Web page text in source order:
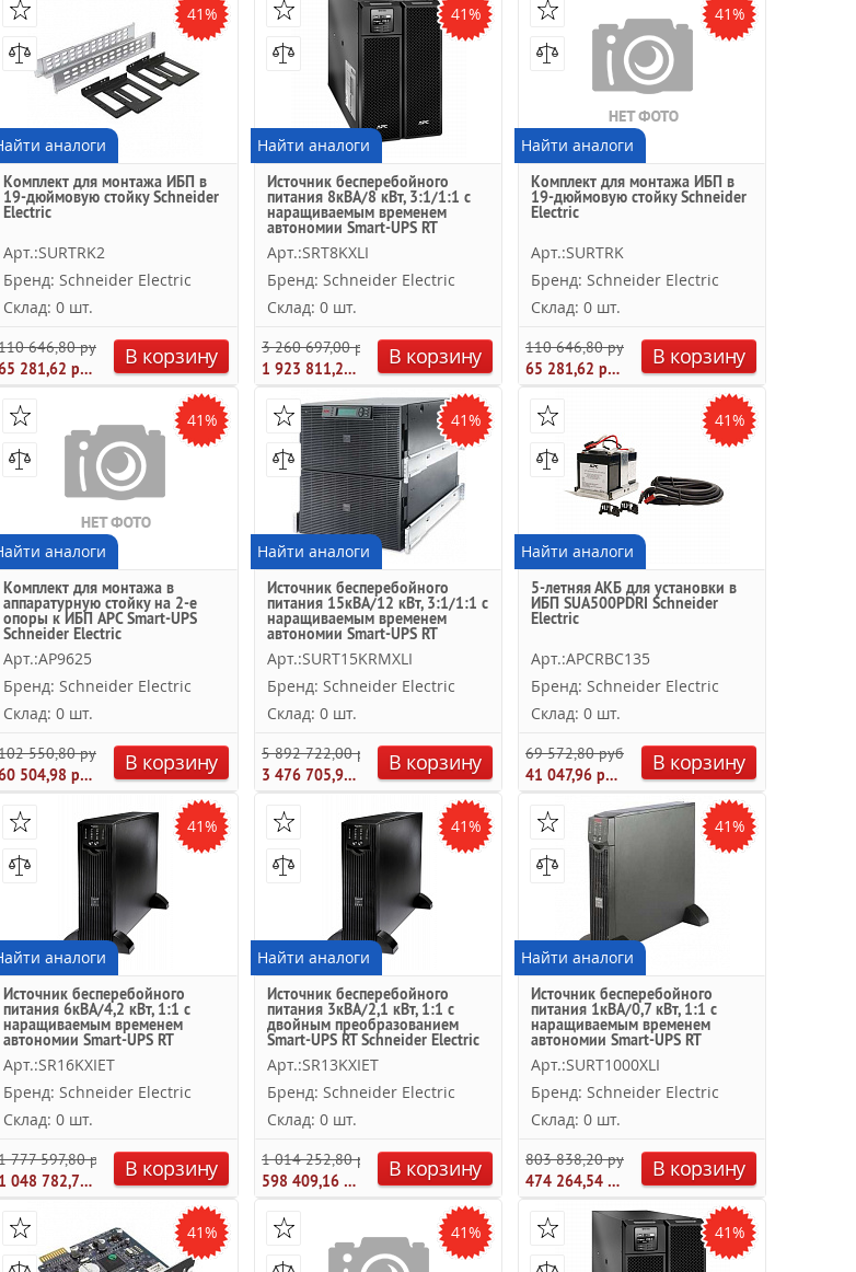
41%
аналоги
Комплект для монтажа ИБП в
19-дюймовую стойку Schneider
Electric
Арт.:SURTRK2
Бренд: Schneider Electric
Склад: 0 шт.
646,80 руб.
65 281,62 руб.
В корзину
41%
Найти аналоги
Источник бесперебойного
питания 8кВА/8 кВт, 3:1/1:1 с
наращиваемым временем
автономии Smart-UPS RT
Schneider Electric
Арт.:SRT8KXLI
Бренд: Schneider Electric
Склад: 0 шт.
3 260 697,00 руб.
1 923 811,23 руб.
В корзину
41%
Найти аналоги
Комплект для монтажа ИБП в
19-дюймовую стойку Schneider
Electric
Арт.:SURTRK
Бренд: Schneider Electric
Склад: 0 шт.
110 646,80 руб.
65 281,62 руб.
В корзину
41%
аналоги
Комплект для монтажа в
аппаратурную стойку на 2-е
опоры к ИБП APC Smart-UPS
Schneider Electric
Арт.:AP9625
Бренд: Schneider Electric
Склад: 0 шт.
550,80 руб.
60 504,98 руб.
В корзину
41%
Найти аналоги
Источник бесперебойного
питания 15кВА/12 кВт, 3:1/1:1 с
наращиваемым временем
автономии Smart-UPS RT
Schneider Electric
Арт.:SURT15KRMXLI
Бренд: Schneider Electric
Склад: 0 шт.
5 892 722,00 руб.
3 476 705,98 руб.
В корзину
41%
Найти аналоги
5-летняя АКБ для установки в
ИБП SUA500PDRI Schneider
Electric
Арт.:APCRBC135
Бренд: Schneider Electric
Склад: 0 шт.
69 572,80 руб.
41 047,96 руб.
В корзину
41%
аналоги
Источник бесперебойного
питания 6кВА/4,2 кВт, 1:1 с
наращиваемым временем
автономии Smart-UPS RT
Schneider Electric
Арт.:SR16KXIET
Бренд: Schneider Electric
Склад: 0 шт.
777 597,80 руб.
1 048 782,71 руб.
В корзину
41%
Найти аналоги
Источник бесперебойного
питания 3кВА/2,1 кВт, 1:1 с
двойным преобразованием
Smart-UPS RT Schneider Electric
Арт.:SR13KXIET
Бренд: Schneider Electric
Склад: 0 шт.
1 014 252,80 руб.
598 409,16 руб.
В корзину
41%
Найти аналоги
Источник бесперебойного
питания 1кВА/0,7 кВт, 1:1 с
наращиваемым временем
автономии Smart-UPS RT
Schneider Electric
Арт.:SURT1000XLI
Бренд: Schneider Electric
Склад: 0 шт.
803 838,20 руб.
474 264,54 руб.
В корзину
41% 41% 41%